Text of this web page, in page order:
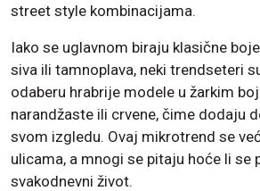
street style kombinacijama.
Iako se uglavnom biraju klasične
siva ili tamnoplava, neki trendseteri
odaberu hrabrije modele u žarkim
narandžaste ili crvene, čime dodaju
svom izgledu. Ovaj mikrotrend se
ulicama, a mnogi se pitaju hoće li se
svakodnevni život.